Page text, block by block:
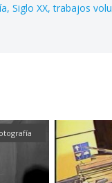
Siglo XX trabajos